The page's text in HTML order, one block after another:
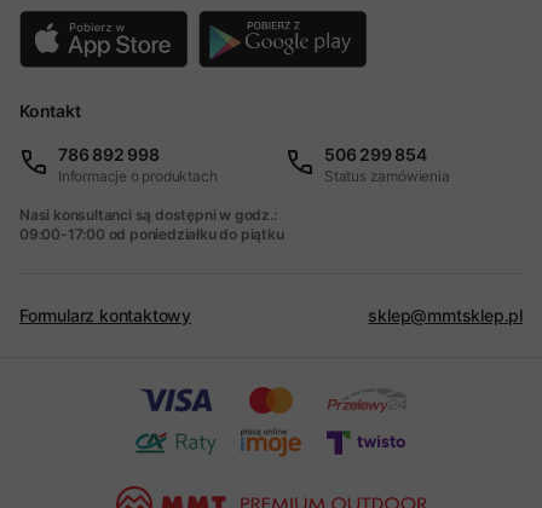
Kontakt
786 892 998
Informacje o produktach
506 299 854
Status zamówienia
Nasi konsultanci są dostępni w godz.:
09:00-17:00 od poniedziałku do piątku
Formularz kontaktowy sklep@mmtsklep.pl